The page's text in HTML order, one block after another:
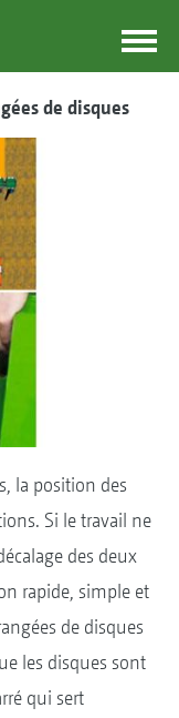
de disques
la position des
Si le travail ne
des deux
rapide, simple et
de disques
les disques sont
qui sert